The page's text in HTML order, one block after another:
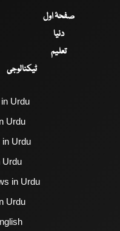
صفحۂ اول
دنیا
تعلیم
ٹیکنالوجی
Urdu
Urdu
Urdu
Urdu
in Urdu
Urdu